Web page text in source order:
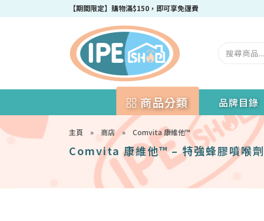
【期間限定】購物滿$150，即可享免運費
成為IPEshop會員，新會員即可獲得迎新$50購物優惠碼！
商品分類 品牌目錄
主頁 » 商店» Comvita 康維他™
Comvita 康維他™ – 特強蜂膠噴喉